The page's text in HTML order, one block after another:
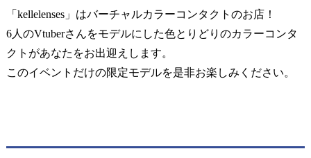
「kellelenses」はバーチャルカラーコンタクトのお店！
6人のVtuberさんをモデルにした色とりどりのカラーコンタ
クトがあなたをお出迎えします。
このイベントだけの限定モデルを是非お楽しみください。